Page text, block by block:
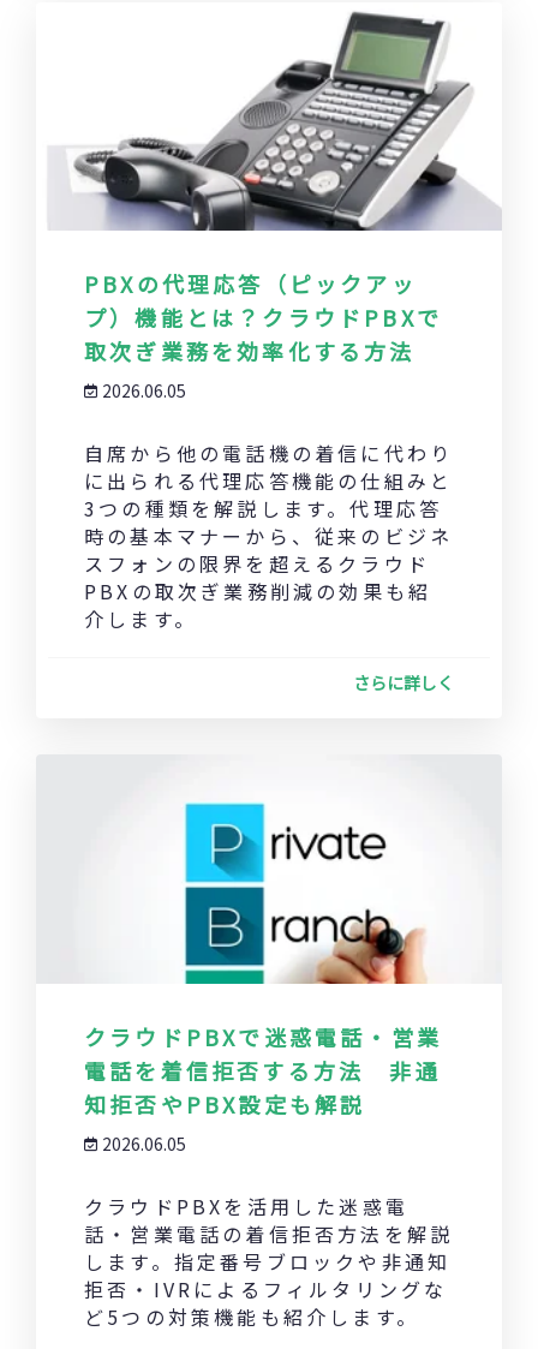
PBXの代理応答（ピックアッ
プ）機能とは？クラウドPBXで
取次ぎ業務を効率化する方法
2026.06.05
自席から他の電話機の着信に代わり
に出られる代理応答機能の仕組みと
3つの種類を解説します。代理応答
時の基本マナーから、従来のビジネ
スフォンの限界を超えるクラウド
PBXの取次ぎ業務削減の効果も紹
介します。
さらに詳しく
クラウドPBXで迷惑電話・営業
電話を着信拒否する方法 非通
知拒否やPBX設定も解説
2026.06.05
クラウドPBXを活用した迷惑電
話・営業電話の着信拒否方法を解説
します。指定番号ブロックや非通知
拒否・IVRによるフィルタリングな
ど5つの対策機能も紹介します。